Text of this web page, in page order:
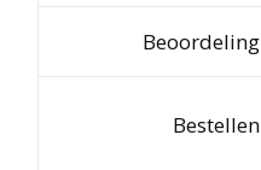
Beoordeling
Bestellen